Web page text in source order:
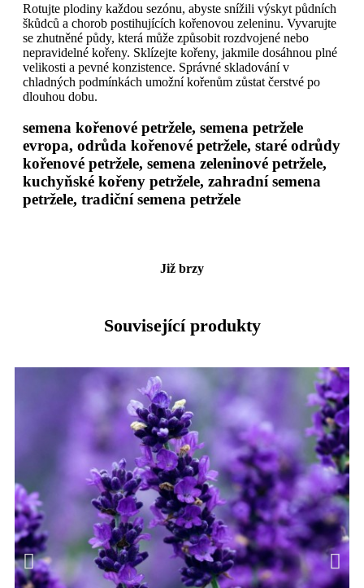
Rotujte plodiny každou sezónu, abyste snížili výskyt půdních
škůdců a chorob postihujících kořenovou zeleninu. Vyvarujte
se zhutněné půdy, která může způsobit rozdvojené nebo
nepravidelné kořeny. Sklízejte kořeny, jakmile dosáhnou plné
velikosti a pevné konzistence. Správné skladování v
chladných podmínkách umožní kořenům zůstat čerstvé po
dlouhou dobu.
semena kořenové petržele, semena petržele
evropa, odrůda kořenové petržele, staré odrůdy
kořenové petržele, semena zeleninové petržele,
kuchyňské kořeny petržele, zahradní semena
petržele, tradiční semena petržele
Již brzy
Související produkty